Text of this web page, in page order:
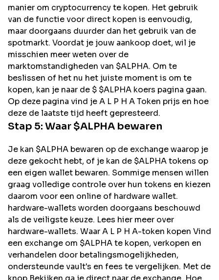
manier om cryptocurrency te kopen. Het gebruik
van de functie voor direct kopen is eenvoudig,
maar doorgaans duurder dan het gebruik van de
spotmarkt. Voordat je jouw aankoop doet, wil je
misschien meer weten over de
marktomstandigheden van $ALPHA. Om te
beslissen of het nu het juiste moment is om te
kopen, kan je naar de $ $ALPHA koers pagina gaan.
Op deze pagina vind je A L P H A Token prijs en hoe
deze de laatste tijd heeft gepresteerd.
Stap 5: Waar $ALPHA bewaren
Je kan $ALPHA bewaren op de exchange waarop je
deze gekocht hebt, of je kan de $ALPHA tokens op
een eigen wallet bewaren. Sommige mensen willen
graag volledige controle over hun tokens en kiezen
daarom voor een online of hardware wallet.
hardware-wallets worden doorgaans beschouwd
als de veiligste keuze. Lees hier meer over
hardware-wallets. Waar A L P H A-token kopen Vind
een exchange om $ALPHA te kopen, verkopen en
verhandelen door betalingsmogelijkheden,
ondersteunde vault's en fees te vergelijken. Met de